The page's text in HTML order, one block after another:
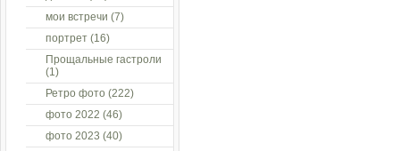
мои встречи (7)
портрет (16)
Прощальные гастроли
(1)
Ретро фото (222)
фото 2022 (46)
фото 2023 (40)